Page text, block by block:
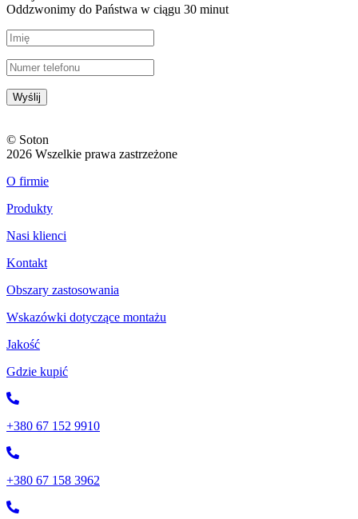
Oddzwonimy do Państwa w ciągu 30 minut
© Soton
2026 Wszelkie prawa zastrzeżone
O firmie
Produkty
Nasi klienci
Kontakt
Obszary zastosowania
Wskazówki dotyczące montażu
Jakość
Gdzie kupić
+380 67 152 9910
+380 67 158 3962